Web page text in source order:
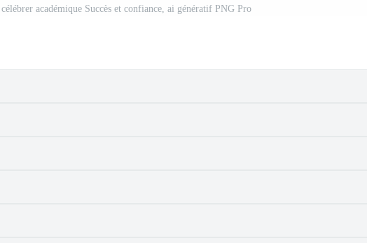
académique Succès et confiance, ai génératif PNG Pro